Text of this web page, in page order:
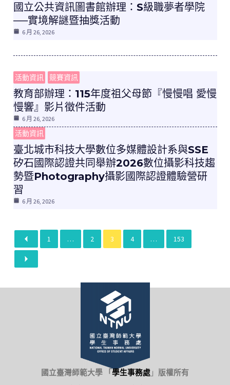
國立公共資訊圖書館辦理：S級職夢者學院
──實境解謎暨抽獎活動
6 月 26, 2026
活動資訊 競賽資訊
教育部辦理：115年度祖父母節『慢慢唱 愛慢
慢響』影片徵件活動
6 月 26, 2026
活動資訊
臺北城市科技大學數位多媒體設計系與SSE
矽石國際認證共同舉辦2026數位攝影科技趨
勢暨Photography攝影國際認證體驗營研
習
6 月 26, 2026
1 … 2 3 4 … 153
國立臺灣師範大學 「 學生事務處 」 版權所有